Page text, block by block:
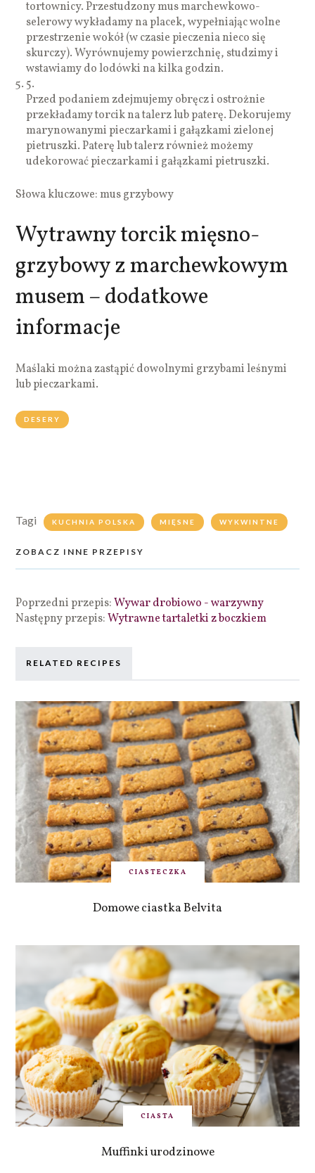
tortownicy. Przestudzony mus marchewkowo-
selerowy wykładamy na placek, wypełniając wolne
przestrzenie wokół (w czasie pieczenia nieco się
skurczy). Wyrównujemy powierzchnię, studzimy i
wstawiamy do lodówki na kilka godzin.
5.
Przed podaniem zdejmujemy obręcz i ostrożnie
przekładamy torcik na talerz lub paterę. Dekorujemy
marynowanymi pieczarkami i gałązkami zielonej
pietruszki. Paterę lub talerz również możemy
udekorować pieczarkami i gałązkami pietruszki.
Słowa kluczowe: mus grzybowy
Wytrawny torcik mięsno-
grzybowy z marchewkowym
musem – dodatkowe
informacje
Maślaki można zastąpić dowolnymi grzybami leśnymi
lub pieczarkami.
DESERY
Tagi KUCHNIA POLSKA MIĘSNE WYKWINTNE
ZOBACZ INNE PRZEPISY
Poprzedni przepis:Wywar drobiowo - warzywny
Następny przepis:Wytrawne tartaletki z boczkiem
RELATED RECIPES
CIASTECZKA
Domowe ciastka Belvita
CIASTA
Muffinki urodzinowe